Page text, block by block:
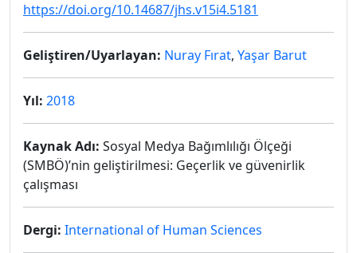
https://doi.org/10.14687/jhs.v15i4.5181
Geliştiren/Uyarlayan: Nuray Fırat, Yaşar Barut
Yıl: 2018
Kaynak Adı: Sosyal Medya Bağımlılığı Ölçeği
(SMBÖ)’nin geliştirilmesi: Geçerlik ve güvenirlik
çalışması
Dergi: International of Human Sciences